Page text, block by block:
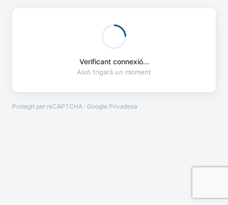
Verificant connexió...
Això trigarà un moment
Protegit per reCAPTCHA · Google Privadesa